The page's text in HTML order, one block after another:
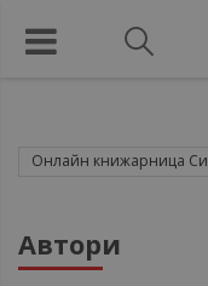
Онлайн книжарница
Автори